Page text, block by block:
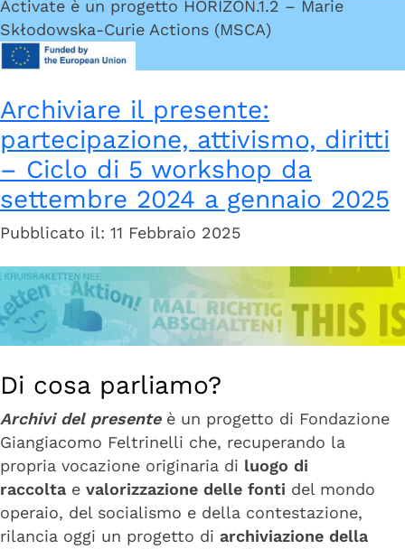
Activate è un progetto HORIZON.1.2 – Marie
Skłodowska-Curie Actions (MSCA)
Archiviare il presente:
partecipazione, attivismo, diritti
– Ciclo di 5 workshop da
settembre 2024 a gennaio 2025
Pubblicato il: 11 Febbraio 2025
Di cosa parliamo?
Archivi del presenteè un progetto di Fondazione
Giangiacomo Feltrinelli che, recuperando la
propria vocazione originaria di luogo di
raccolta e valorizzazione delle fonti del mondo
operaio, del socialismo e della contestazione,
rilancia oggi un progetto di archiviazione della